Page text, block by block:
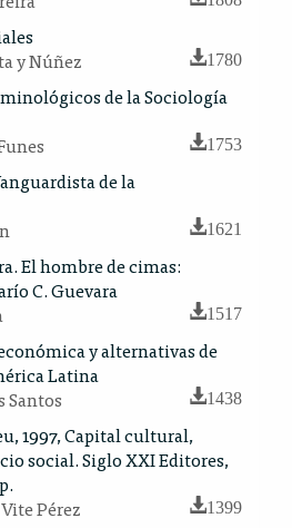
y Núñez
1780
de la Sociología
1753
de la
1621
El hombre de cimas:
C. Guevara
1517
y alternativas de
Latina
Santos
1438
1997, Capital cultural,
social. Siglo XXI Editores,
Pérez
1399